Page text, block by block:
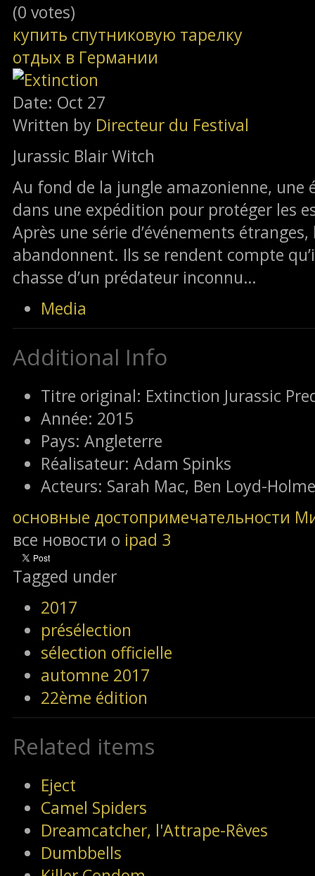
(0 votes)
купить спутниковую тарелку
отдых в Германии
Date: Oct 27
Written by Directeur du Festival
Jurassic Blair Witch
Au fond de la jungle amazonienne, une
dans une expédition pour protéger les
Après une série d’événements
abandonnent. Ils se rendent compte
chasse d’un prédateur inconnu…
Media
Additional Info
Titre original: Extinction Jurassic
Année: 2015
Pays: Angleterre
Réalisateur: Adam Spinks
Acteurs: Sarah Mac, Ben Loyd-
основные достопримечательности
все новости о ipad 3
Tagged under
2017
présélection
sélection officielle
automne 2017
22ème édition
Related items
Eject
Camel Spiders
Dreamcatcher, l'Attrape-Rêves
Dumbbells